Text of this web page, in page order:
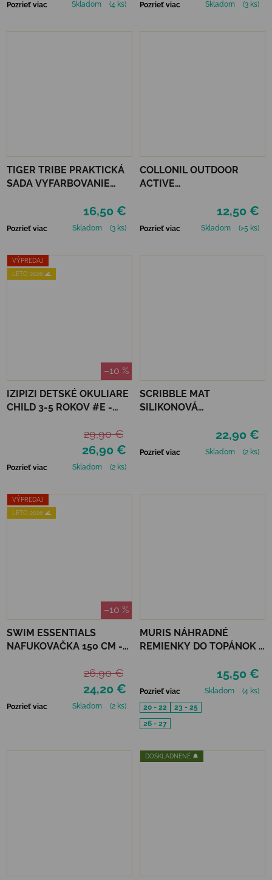
Pozrieť viac Skladom (4 ks) Pozrieť viac Skladom (3 ks)
TIGER TRIBE PRAKTICKÁ
SADA VYFARBOVANIE
16,50 €
Pozrieť viac Skladom (3 ks)
COLLONIL OUTDOOR
ACTIVE
12,50 €
Pozrieť viac Skladom (>5 ks)
VÝPREDAJ
LETO 2026 🌊
–10 %
IZIPIZI DETSKÉ OKULIARE
CHILD 3-5 ROKOV #E -
26,90 €
29,90 €
Pozrieť viac Skladom (2 ks)
SCRIBBLE MAT
SILIKONOVÁ
22,90 €
Pozrieť viac Skladom (2 ks)
VÝPREDAJ
LETO 2026 🌊
–10 %
SWIM ESSENTIALS
NAFUKOVAČKA 150 CM -
24,20 €
26,90 €
Pozrieť viac Skladom (2 ks)
MURIS NÁHRADNÉ
REMIENKY DO TOPÁNOK 3
15,50 €
Pozrieť viac Skladom
(4 ks)
20 - 22
23 - 25
26 - 27
DOSKLADNENÉ 🔔